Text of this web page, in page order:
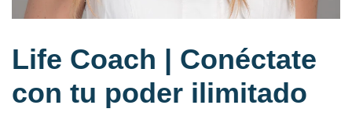
Life Coach | Conéctate
con tu poder ilimitado